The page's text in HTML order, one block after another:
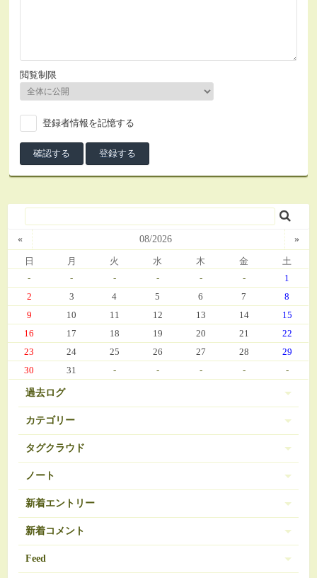
閲覧制限
登録者情報を記憶する
« 08/2026 »
日 月 火 水 木 金 土
- - - - - -
1
2
3 4 5 6 7
8
9
10 11 12 13 14
15
16
17 18 19 20 21
22
23
24 25 26 27 28
29
30
31 - - - - -
過去ログ
カテゴリー
伊豆 (303)
日常 (560)
娘の成長 (669)
ゲーム (342)
タグクラウド
BRAVELY DEFAULT
SDガンダム お弁当
お気に入り（私）
アーマードコア エランシア
オンラインゲーム 508 ガンダム 24
ノート
ノートは登録されていません。
新着エントリー
javascript 再勉強中
新着コメント
Re:エランシア DSH版SS
Feed